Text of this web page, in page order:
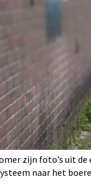
zijn foto’s uit de
naar het